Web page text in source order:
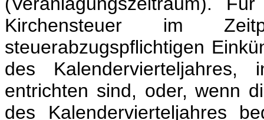
Kirchensteuer im
steuerabzugspflichtigen
des
entrichten sind, oder, wenn
des Kalendervierteljahres